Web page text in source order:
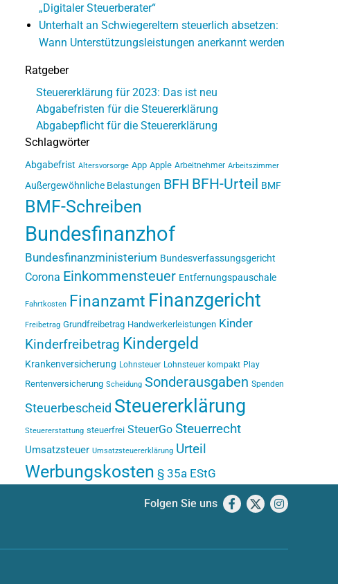
„Digitaler Steuerberater“
Unterhalt an Schwiegereltern steuerlich absetzen:
Wann Unterstützungsleistungen anerkannt werden
Ratgeber
Steuererklärung für 2023: Das ist neu
Abgabefristen für die Steuererklärung
Abgabepflicht für die Steuererklärung
Schlagwörter
Abgabefrist Altersvorsorge App Apple Arbeitnehmer Arbeitszimmer
Außergewöhnliche Belastungen BFH BFH-Urteil BMF
BMF-Schreiben
Bundesfinanzhof
Bundesfinanzministerium Bundesverfassungsgericht
Corona Einkommensteuer Entfernungspauschale
Fahrtkosten Finanzamt Finanzgericht
Freibetrag Grundfreibetrag Handwerkerleistungen Kinder
Kinderfreibetrag Kindergeld
Krankenversicherung Lohnsteuer Lohnsteuer kompakt Play
Rentenversicherung Scheidung Sonderausgaben Spenden
Steuerbescheid Steuererklärung
Steuererstattung steuerfrei SteuerGo Steuerrecht
Umsatzsteuer Umsatzsteuererklärung Urteil
Werbungskosten § 35a EStG
Folgen Sie uns Facebook
X Instagram